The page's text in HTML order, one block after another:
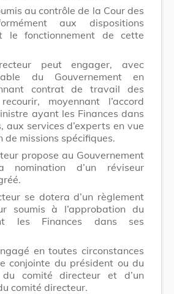
au contrôle de la Cour des
aux dispositions
le fonctionnement de cette
peut engager, avec
du Gouvernement en
contrat de travail des
moyennant l’accord
ayant les Finances dans
aux services d’experts en vue
de missions spécifiques.
propose au Gouvernement
nomination d’un réviseur
se dotera d’un règlement
soumis à l’approbation du
les Finances dans ses
en toutes circonstances
conjointe du président ou du
du comité directeur et d’un
comité directeur.